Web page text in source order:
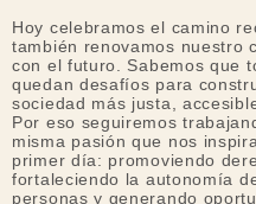
Hoy celebramos el camino
también renovamos nuestro
con el futuro. Sabemos que
quedan desafíos para
sociedad más justa,
Por eso seguiremos
misma pasión que nos
primer día: promoviendo
fortaleciendo la autonomía
personas y generando